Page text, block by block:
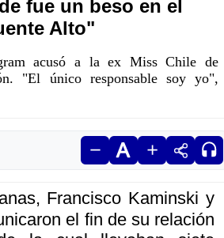
fue un beso en el
Alto"
acusó a la ex Miss Chile de
"El único responsable soy yo",
Francisco Kaminski y
el fin de su relación